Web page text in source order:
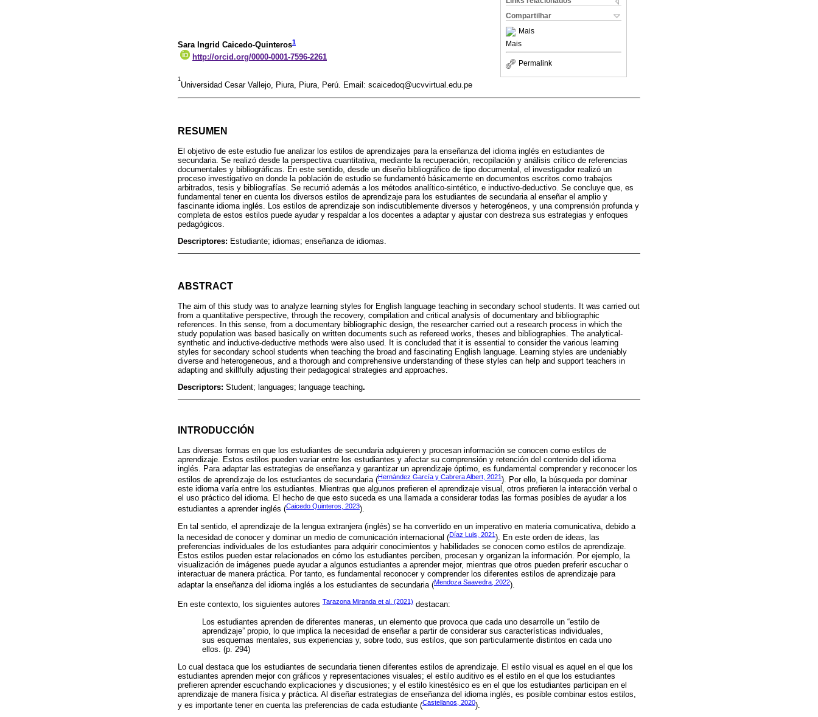
Compartilhar
Mais
Mais
Permalink
Sara Ingrid Caicedo-Quinteros1
http://orcid.org/0000-0001-7596-2261
1
Universidad Cesar Vallejo, Piura, Piura, Perú. Email: scaicedoq@ucvvirtual.edu.pe
RESUMEN
El objetivo de este estudio fue analizar los estilos de aprendizajes para la enseñanza del idioma inglés en estudiantes de
secundaria. Se realizó desde la perspectiva cuantitativa, mediante la recuperación, recopilación y análisis crítico de referencias
documentales y bibliográficas. En este sentido, desde un diseño bibliográfico de tipo documental, el investigador realizó un
proceso investigativo en donde la población de estudio se fundamentó básicamente en documentos escritos como trabajos
arbitrados, tesis y bibliografías. Se recurrió además a los métodos analítico-sintético, e inductivo-deductivo. Se concluye que, es
fundamental tener en cuenta los diversos estilos de aprendizaje para los estudiantes de secundaria al enseñar el amplio y
fascinante idioma inglés. Los estilos de aprendizaje son indiscutiblemente diversos y heterogéneos, y una comprensión profunda y
completa de estos estilos puede ayudar y respaldar a los docentes a adaptar y ajustar con destreza sus estrategias y enfoques
pedagógicos.
Descriptores: Estudiante; idiomas; enseñanza de idiomas.
ABSTRACT
The aim of this study was to analyze learning styles for English language teaching in secondary school students. It was carried out
from a quantitative perspective, through the recovery, compilation and critical analysis of documentary and bibliographic
references. In this sense, from a documentary bibliographic design, the researcher carried out a research process in which the
study population was based basically on written documents such as refereed works, theses and bibliographies. The analytical-
synthetic and inductive-deductive methods were also used. It is concluded that it is essential to consider the various learning
styles for secondary school students when teaching the broad and fascinating English language. Learning styles are undeniably
diverse and heterogeneous, and a thorough and comprehensive understanding of these styles can help and support teachers in
adapting and skillfully adjusting their pedagogical strategies and approaches.
Descriptors: Student; languages; language teaching.
INTRODUCCIÓN
Las diversas formas en que los estudiantes de secundaria adquieren y procesan información se conocen como estilos de
aprendizaje. Estos estilos pueden variar entre los estudiantes y afectar su comprensión y retención del contenido del idioma
inglés. Para adaptar las estrategias de enseñanza y garantizar un aprendizaje óptimo, es fundamental comprender y reconocer los
estilos de aprendizaje de los estudiantes de secundaria (Hernández García y Cabrera Albert, 2021). Por ello, la búsqueda por dominar
este idioma varía entre los estudiantes. Mientras que algunos prefieren el aprendizaje visual, otros prefieren la interacción verbal o
el uso práctico del idioma. El hecho de que esto suceda es una llamada a considerar todas las formas posibles de ayudar a los
estudiantes a aprender inglés (Caicedo Quinteros, 2023).
En tal sentido, el aprendizaje de la lengua extranjera (inglés) se ha convertido en un imperativo en materia comunicativa, debido a
la necesidad de conocer y dominar un medio de comunicación internacional (Díaz Luis, 2021). En este orden de ideas, las
preferencias individuales de los estudiantes para adquirir conocimientos y habilidades se conocen como estilos de aprendizaje.
Estos estilos pueden estar relacionados en cómo los estudiantes perciben, procesan y organizan la información. Por ejemplo, la
visualización de imágenes puede ayudar a algunos estudiantes a aprender mejor, mientras que otros pueden preferir escuchar o
interactuar de manera práctica. Por tanto, es fundamental reconocer y comprender los diferentes estilos de aprendizaje para
adaptar la enseñanza del idioma inglés a los estudiantes de secundaria (Mendoza Saavedra, 2022).
En este contexto, los siguientes autores Tarazona Miranda et al. (2021) destacan:
Los estudiantes aprenden de diferentes maneras, un elemento que provoca que cada uno desarrolle un “estilo de
aprendizaje” propio, lo que implica la necesidad de enseñar a partir de considerar sus características individuales,
sus esquemas mentales, sus experiencias y, sobre todo, sus estilos, que son particularmente distintos en cada uno
ellos. (p. 294)
Lo cual destaca que los estudiantes de secundaria tienen diferentes estilos de aprendizaje. El estilo visual es aquel en el que los
estudiantes aprenden mejor con gráficos y representaciones visuales; el estilo auditivo es el estilo en el que los estudiantes
prefieren aprender escuchando explicaciones y discusiones; y el estilo kinestésico es en el que los estudiantes participan en el
aprendizaje de manera física y práctica. Al diseñar estrategias de enseñanza del idioma inglés, es posible combinar estos estilos,
y es importante tener en cuenta las preferencias de cada estudiante (Castellanos, 2020).